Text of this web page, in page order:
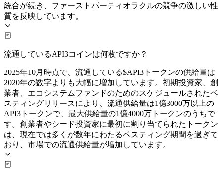
統合が続き、ファーストパーティオラクルの競争の激しい性
質を反映しています。
流通しているAPI3コインは何枚ですか？
2025年10月時点で、流通している$API3トークンの供給量は
2020年の数字よりも大幅に増加しています。初期投資家、創
業者、エコシステムファンドのためのスケジュールされたベ
スティングリリースにより、流通供給量は1億3000万以上の
API3トークンで、最大供給量の1億4000万トークンのうちで
す。創業者やシード投資家に最初に割り当てられたトークン
は、現在では多くが数年にわたるベスティング期間を過ぎて
おり、市場での流通供給量が増加しています。